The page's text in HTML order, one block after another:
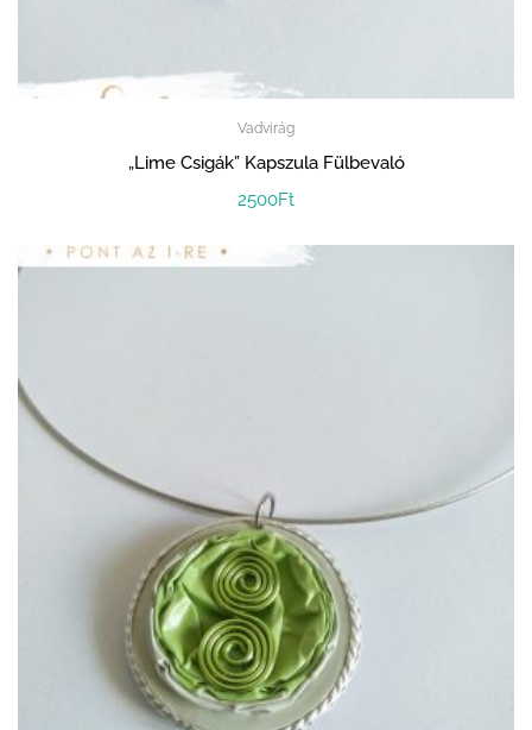
Vadvirág
„Lime Csigák” Kapszula Fülbevaló
2500Ft